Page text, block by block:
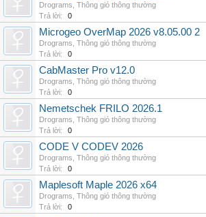
Drograms Thông gió thông thường
Trả lời:
0
Microgeo OverMap 2026 v8.05.00 2
Drograms Thông gió thông thường
Trả lời:
0
CabMaster Pro v12.0
Drograms Thông gió thông thường
Trả lời:
0
Nemetschek FRILO 2026.1
Drograms Thông gió thông thường
Trả lời:
0
CODE V CODEV 2026
Drograms Thông gió thông thường
Trả lời:
0
Maplesoft Maple 2026 x64
Drograms Thông gió thông thường
Trả lời:
0